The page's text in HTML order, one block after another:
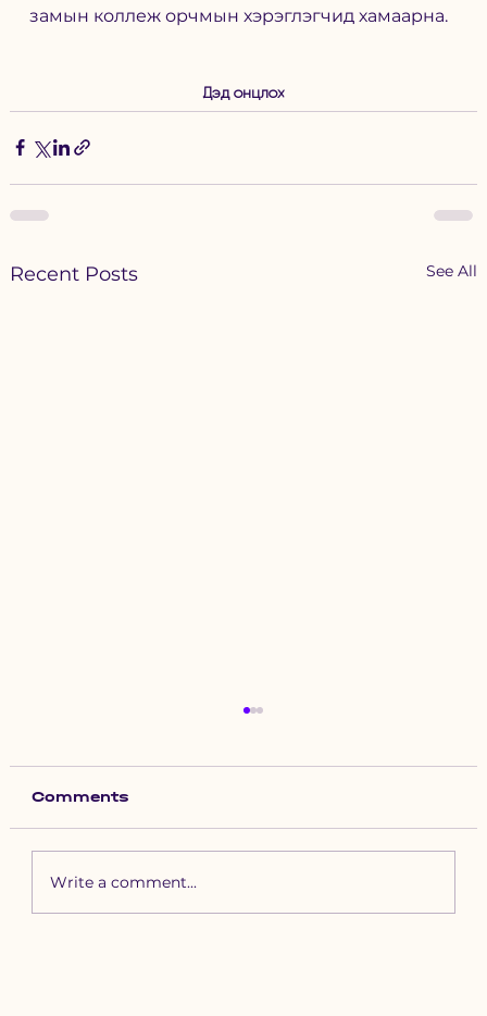
замын коллеж орчмын хэрэглэгчид хамаарна.
Дэд онцлох
Recent Posts See All
Comments
Write a comment...